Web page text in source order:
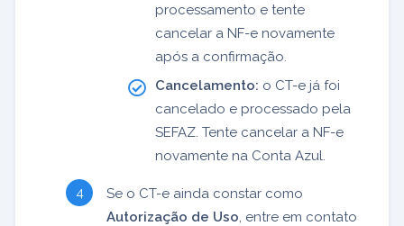
processamento e tente
cancelar a NF-e novamente
após a confirmação.
Cancelamento: o CT-e já foi
cancelado e processado pela
SEFAZ. Tente cancelar a NF-e
novamente na Conta Azul.
Se o CT-e ainda constar como
Autorização de Uso , entre em contato